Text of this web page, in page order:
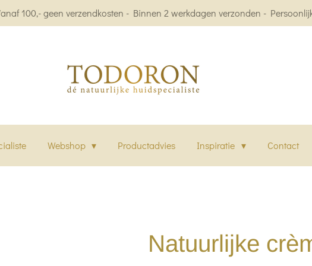
100,- geen verzendkosten - Binnen 2 werkdagen verzonden -
Webshop Productadvies Inspiratie Contact
Natuurlijke